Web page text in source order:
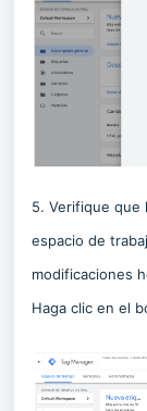
5. Verifique que
espacio de
modificaciones
Haga clic en el